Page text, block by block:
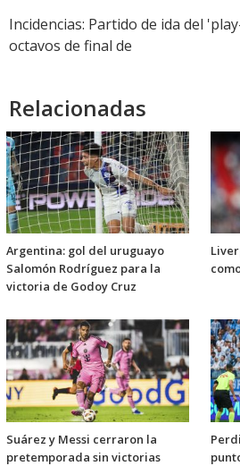
Incidencias: Partido de ida del
octavos de final de
Relacionadas
Argentina: gol del uruguayo
Salomón Rodríguez para la
victoria de Godoy Cruz
Suárez y Messi cerraron la
pretemporada sin victorias